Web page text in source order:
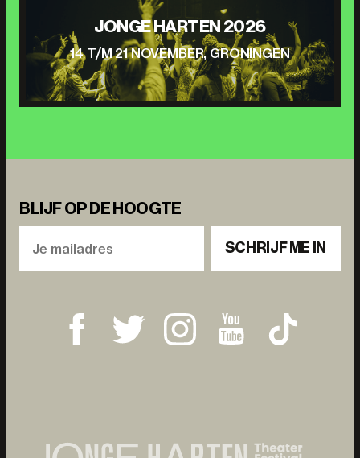
JONGE HARTEN 2026
14 T/M 21 NOVEMBER, GRONINGEN
BLIJF OP DE HOOGTE
SCHRIJF ME IN